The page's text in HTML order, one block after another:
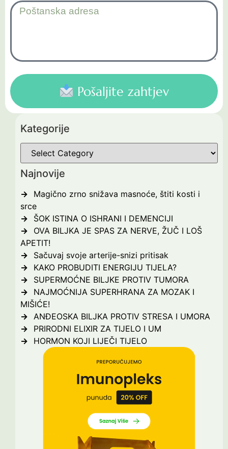
Pošaljite zahtjev
Kategorije
Najnovije
Magično zrno snižava masnoće, štiti kosti i
srce
ŠOK ISTINA O ISHRANI I DEMENCIJI
OVA BILJKA JE SPAS ZA NERVE, ŽUČ I LOŠ
APETIT!
Sačuvaj svoje arterije-snizi pritisak
KAKO PROBUDITI ENERGIJU TIJELA?
SUPERMOĆNE BILJKE PROTIV TUMORA
NAJMOĆNIJA SUPERHRANA ZA MOZAK I
MIŠIĆE!
ANĐEOSKA BILJKA PROTIV STRESA I UMORA
PRIRODNI ELIXIR ZA TIJELO I UM
HORMON KOJI LIJEČI TIJELO